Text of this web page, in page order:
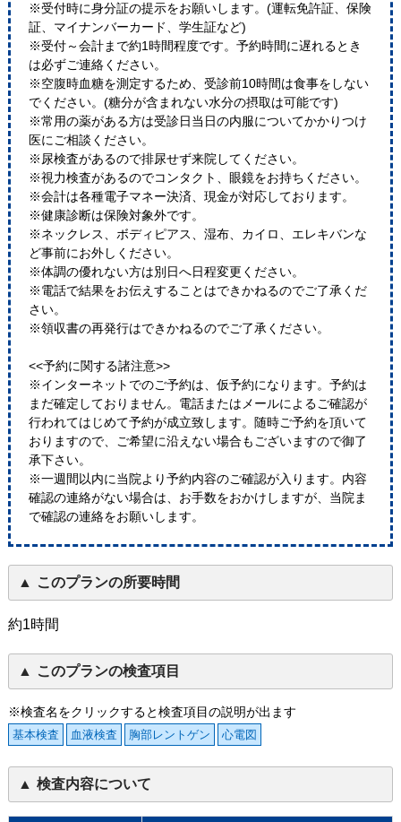
※受付時に身分証の提示をお願いします。(運転免許証、保険
証、マイナンバーカード、学生証など)
※受付～会計まで約1時間程度です。予約時間に遅れるとき
は必ずご連絡ください。
※空腹時血糖を測定するため、受診前10時間は食事をしない
でください。(糖分が含まれない水分の摂取は可能です)
※常用の薬がある方は受診日当日の内服についてかかりつけ
医にご相談ください。
※尿検査があるので排尿せず来院してください。
※視力検査があるのでコンタクト、眼鏡をお持ちください。
※会計は各種電子マネー決済、現金が対応しております。
※健康診断は保険対象外です。
※ネックレス、ボディピアス、湿布、カイロ、エレキバンな
ど事前にお外しください。
※体調の優れない方は別日へ日程変更ください。
※電話で結果をお伝えすることはできかねるのでご了承くだ
さい。
※領収書の再発行はできかねるのでご了承ください。
<<予約に関する諸注意>>
※インターネットでのご予約は、仮予約になります。予約は
まだ確定しておりません。電話またはメールによるご確認が
行われてはじめて予約が成立致します。随時ご予約を頂いて
おりますので、ご希望に沿えない場合もございますので御了
承下さい。
※一週間以内に当院より予約内容のご確認が入ります。内容
確認の連絡がない場合は、お手数をおかけしますが、当院ま
で確認の連絡をお願いします。
このプランの所要時間
約1時間
このプランの検査項目
※検査名をクリックすると検査項目の説明が出ます
基本検査 血液検査 胸部レントゲン 心電図
検査内容について